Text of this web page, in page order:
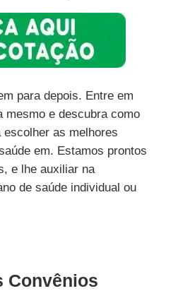
para depois. Entre em
mesmo e descubra como
escolher as melhores
em. Estamos prontos
e lhe auxiliar na
de saúde individual ou
Convênios